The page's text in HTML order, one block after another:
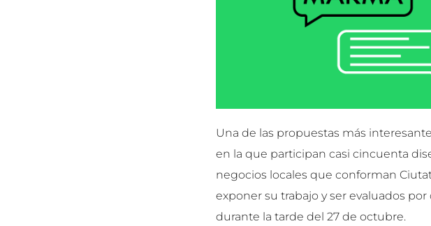
Una de las propuestas más
en la que participan casi cincuenta
negocios locales que conforman
exponer su trabajo y ser evaluados
durante la tarde del 27 de octubre.